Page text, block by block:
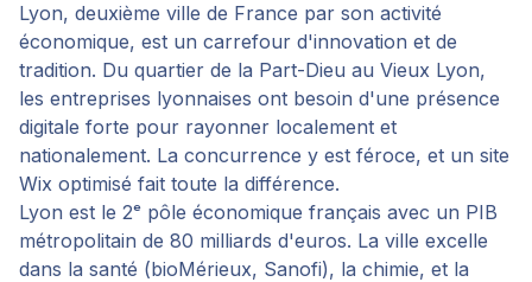
Lyon, deuxième ville de France par son activité
économique, est un carrefour d'innovation et de
tradition. Du quartier de la Part-Dieu au Vieux Lyon,
les entreprises lyonnaises ont besoin d'une présence
digitale forte pour rayonner localement et
nationalement. La concurrence y est féroce, et un site
Wix optimisé fait toute la différence.
Lyon est le 2ᵉ pôle économique français avec un PIB
métropolitain de 80 milliards d'euros. La ville excelle
dans la santé (bioMérieux, Sanofi), la chimie, et la